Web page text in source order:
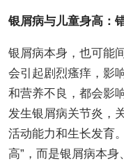
银屑病与儿童身高：
银屑病本身，也可能
会引起剧烈瘙痒，影
和营养不良，都会影
发生银屑病关节炎，
活动能力和生长发育
高”，而是银屑病本